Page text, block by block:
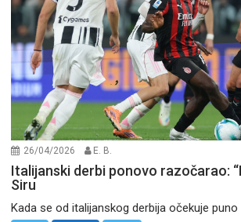
26/04/2026 E. B.
Italijanski derbi ponovo razočarao:
Siru
Kada se od italijanskog derbija očekuje